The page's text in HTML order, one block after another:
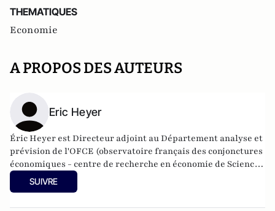
THEMATIQUES
Economie
A PROPOS DES AUTEURS
Eric Heyer
Éric Heyer est Directeur adjoint au Département analyse et
prévision de l'OFCE (observatoire français des conjonctures
économiques - centre de recherche en économie de Sciences
Po).
SUIVRE